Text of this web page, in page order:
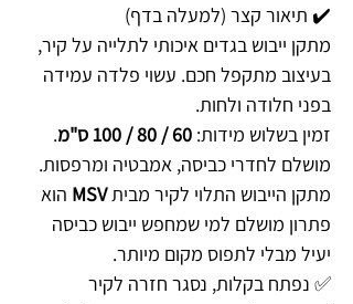
✔️ תיאור קצר (למעלה בדף)
מתקן ייבוש בגדים איכותי לתלייה על קיר,
בעיצוב מתקפל חכם. עשוי פלדה עמידה
בפני חלודה ולחות.
זמין בשלוש מידות: 60 / 80 / 100 ס"מ
.
מושלם לחדרי כביסה, אמבטיה ומרפסות.
מתקן הייבוש התלוי לקיר מביתMSV הוא
פתרון מושלם למי שמחפש ייבוש כביסה
יעיל מבלי לתפוס מקום מיותר.
✅ נפתח בקלות, נסגר חזרה לקיר